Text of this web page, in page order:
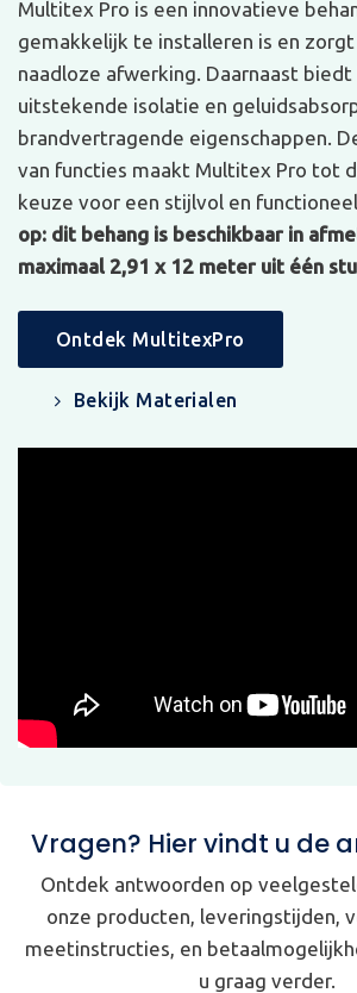
Multitex Pro is een innovatieve
gemakkelijk te installeren is en
naadloze afwerking. Daarnaast biedt
uitstekende isolatie en
brandvertragende eigenschappen.
van functies maakt Multitex Pro tot
keuze voor een stijlvol en
op: dit behang is beschikbaar in
maximaal 2,91 x 12 meter uit één
Ontdek MultitexPro
Bekijk Materialen
Vragen? Hier vindt u de
Ontdek antwoorden op
onze producten, leveringstijden,
meetinstructies, en
u graag verder.